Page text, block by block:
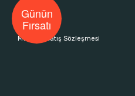
Hakkımızda
Mağazalar
Mesafeli Satış Sözleşmesi
Günün
Fırsatı